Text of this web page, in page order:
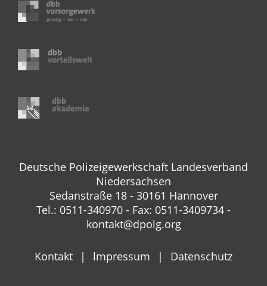
Deutsche Polizeigewerkschaft Landesverband
Niedersachsen
Sedanstraße 18 - 30161 Hannover
Tel.: 0511-340970 - Fax: 0511-3409734 -
kontakt@dpolg.org
Kontakt lmpressum Datenschutz